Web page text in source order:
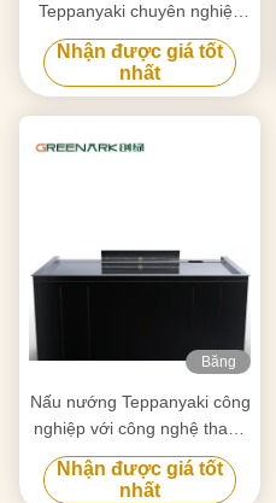
Teppanyaki chuyên nghiệp
Custom Made With Free
Design Nhà cung cấp thiết bị
nướng Hibachi đáng tin cậy
Nhận được giá tốt
nhất
Băng
Nấu nướng Teppanyaki công
nghiệp với công nghệ thanh
lọc khói và chống tắc nghẽn
Nhận được giá tốt
nhất